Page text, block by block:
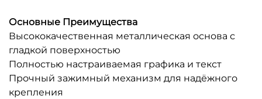
Основные Преимущества
Высококачественная металлическая основа с
гладкой поверхностью
Полностью настраиваемая графика и текст
Прочный зажимный механизм для надёжного
крепления